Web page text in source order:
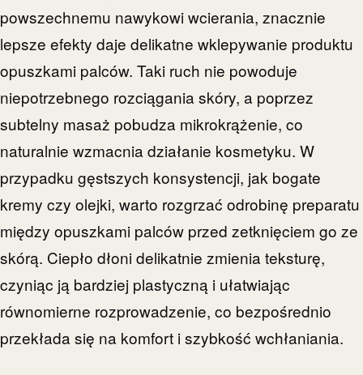
powszechnemu nawykowi wcierania, znacznie
lepsze efekty daje delikatne wklepywanie produktu
opuszkami palców. Taki ruch nie powoduje
niepotrzebnego rozciągania skóry, a poprzez
subtelny masaż pobudza mikrokrążenie, co
naturalnie wzmacnia działanie kosmetyku. W
przypadku gęstszych konsystencji, jak bogate
kremy czy olejki, warto rozgrzać odrobinę preparatu
między opuszkami palców przed zetknięciem go ze
skórą. Ciepło dłoni delikatnie zmienia teksturę,
czyniąc ją bardziej plastyczną i ułatwiając
równomierne rozprowadzenie, co bezpośrednio
przekłada się na komfort i szybkość wchłaniania.